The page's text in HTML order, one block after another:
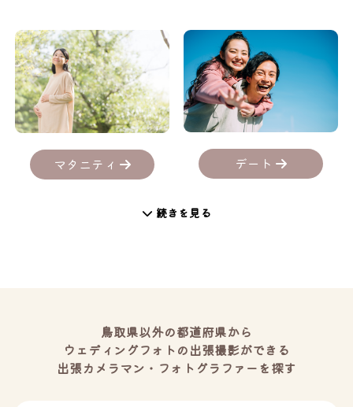
マタニティ デート
続きを見る
鳥取県以外の都道府県から
ウェディングフォトの出張撮影ができる
出張カメラマン・フォトグラファーを探す